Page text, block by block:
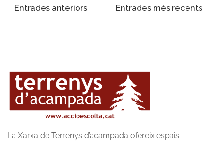
Navegació
Entrades anteriors Entrades més recents
La Xarxa de Terrenys d’acampada ofereix espais